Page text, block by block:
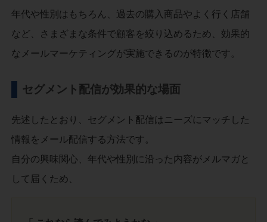
年代や性別はもちろん、過去の購入商品やよく行く店舗
など、さまざまな条件で顧客を絞り込めるため、効果的
なメールマーケティングが実施できるのが特徴です。
セグメント配信が効果的な場面
先述したとおり、セグメント配信はニーズにマッチした
情報をメール配信する方法です。
自分の興味関心、年代や性別に沿った内容がメルマガと
して届くため、